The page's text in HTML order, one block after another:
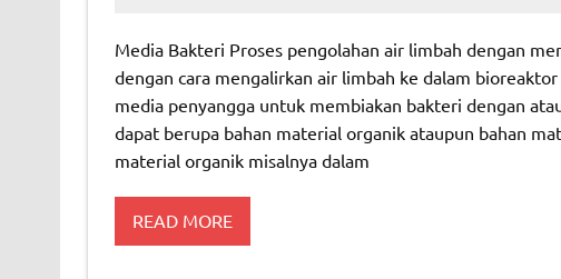
Media Bakteri Proses pengolahan air limbah dengan
dengan cara mengalirkan air limbah ke dalam
media penyangga untuk membiakan bakteri dengan
dapat berupa bahan material organik ataupun bahan
material organik misalnya dalam
READ MORE